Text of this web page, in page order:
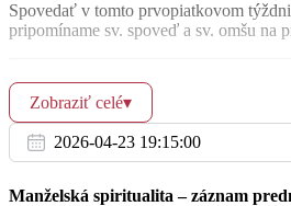
18:00
07:00
Spovedať v tomto prvopiatkovom
pripomíname sv. spoveď a sv. omšu
Chorých po domoch budeme spovedať
V Domove dôchodcov sa bude
Zobraziť celé▾
2026-04-23 19:15:00
Manželská spiritualita – záznam